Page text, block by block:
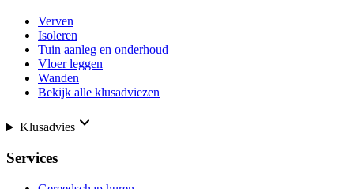
Verven
Isoleren
Tuin aanleg en onderhoud
Vloer leggen
Wanden
Bekijk alle klusadviezen
Klusadvies
Services